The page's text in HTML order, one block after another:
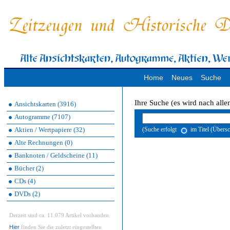
Home Neues Suche
Ansichtskarten (3916)
Autogramme (7107)
Aktien / Wertpapiere (32)
Alte Rechnungen (0)
Banknoten / Geldscheine (11)
Bücher (2)
CDs (4)
DVDs (2)
Derzeit sind ca. 11.079 Artikel vorhanden.
Hier finden Sie die zuletzt eingestellten
Ihre Suche (es wird nach
(Suche erfolgt im Titel